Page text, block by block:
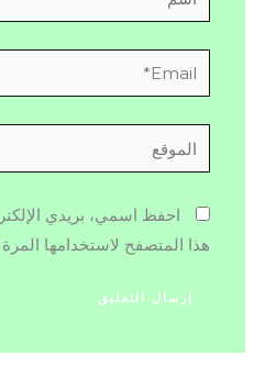
Email*
الموقع
احفظ اسمي، بريدي
هذا المتصفح لاستخدامها